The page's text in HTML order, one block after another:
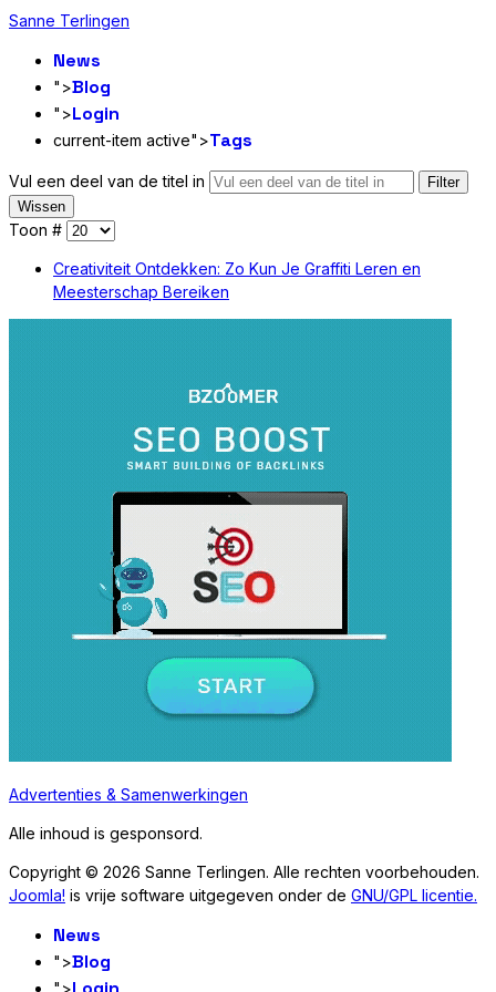
Sanne Terlingen
News
">Blog
">Login
current-item active">Tags
Vul een deel van de titel in
Filter
Wissen
Toon #
Creativiteit Ontdekken: Zo Kun Je Graffiti Leren en
Meesterschap Bereiken
Advertenties & Samenwerkingen
Alle inhoud is gesponsord.
Copyright © 2026 Sanne Terlingen. Alle rechten voorbehouden.
Joomla! is vrije software uitgegeven onder de GNU/GPL licentie.
News
">Blog
">